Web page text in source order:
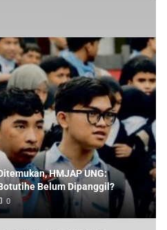
HMJAP UNG:
Belum Dipanggil?
0